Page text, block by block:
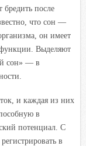
после
что сон —
он имеет
функции. Выделяют
сон» — в
и каждая из них
в
потенциал. С
в